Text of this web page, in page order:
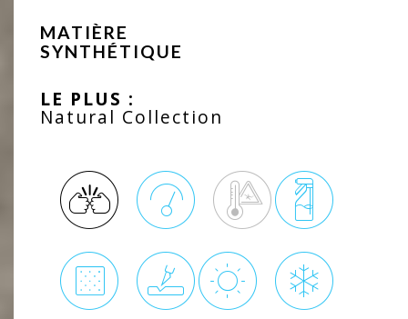
MATIÈRE
SYNTHÉTIQUE
LE PLUS :
Natural Collection